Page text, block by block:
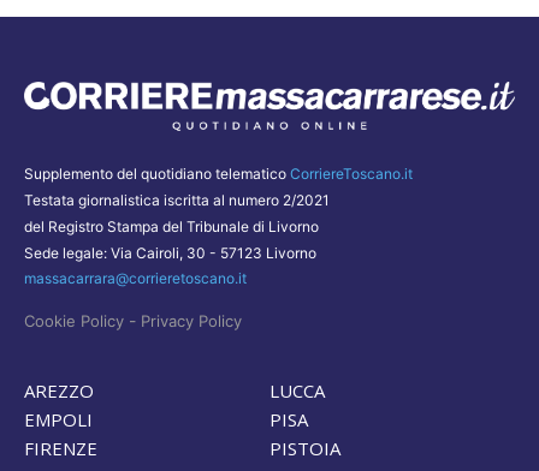
Supplemento del quotidiano telematico CorriereToscano.it
Testata giornalistica iscritta al numero 2/2021
del Registro Stampa del Tribunale di Livorno
Sede legale: Via Cairoli, 30 - 57123 Livorno
massacarrara@corrieretoscano.it
Cookie Policy - Privacy Policy
AREZZO
EMPOLI
FIRENZE
LUCCA
PISA
PISTOIA